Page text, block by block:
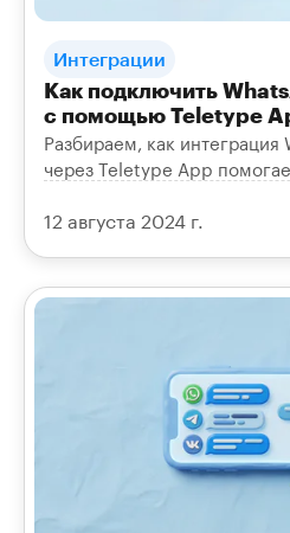
Интеграции
Как подключить
с помощью Teletype
Разбираем, как
через Teletype App
сервис.
12 августа 2024 г.